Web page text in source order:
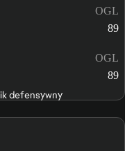
OGL
89
OGL
89
defensywny